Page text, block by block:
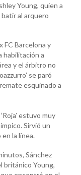
Young, quien a
al arquero
FC Barcelona y
habilitación a
y el árbitro no
se paró
esquinado a
estuvo muy
Sirvió un
la línea.
Sánchez
británico Young,